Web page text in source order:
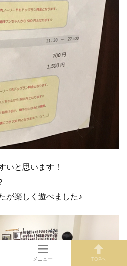
いと思います！
が楽しく遊べました♪
メニュー TOPへ